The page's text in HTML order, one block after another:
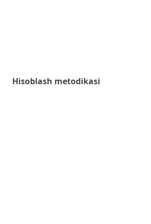
Hisoblash metodikasi